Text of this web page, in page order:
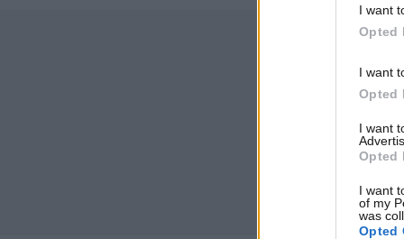
I want
Opted
I want
Opted
I want
Opted
I want
of my
was
Opted